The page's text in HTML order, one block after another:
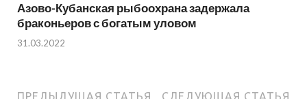
Азово-Кубанская рыбоохрана задержала
браконьеров с богатым уловом
31.03.2022
ПРЕДЫДУЩАЯ СТАТЬЯ СЛЕДУЮЩАЯ СТАТЬЯ